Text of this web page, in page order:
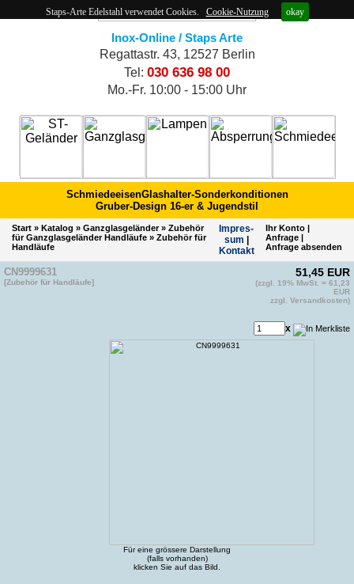
Staps-Arte Edelstahl verwendet Cookies. Cookie-Nutzung okay
Inox-Online / Staps Arte
Regattastr. 43, 12527 Berlin
Tel: 030 636 98 00
Mo.-Fr. 10:00 - 15:00 Uhr
SchmiedeeisenGlashalter-Sonderkonditionen
Gruber-Design 16-er & Jugendstil
Start » Katalog » Ganzglasgeländer» Zubehör
für Ganzglasgeländer Handläufe » Zubehör für
Handläufe
Impres­
sum
Kontakt
Ihr Konto |
Anfrage |
Anfrage absenden
CN9999631
[Zubehör für Handläufe]
51,45 EUR
(zzgl. 19% MwSt. = 61,23
EUR
zzgl. Versandkosten)
x
Für eine grössere Darstellung
(falls vorhanden)
klicken Sie auf das Bild.